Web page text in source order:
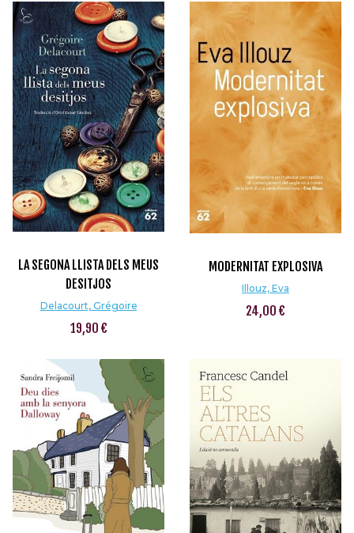
LA SEGONA LLISTA DELS MEUS
DESITJOS
Delacourt, Grégoire
19,90 €
MODERNITAT EXPLOSIVA
Illouz, Eva
24,00 €